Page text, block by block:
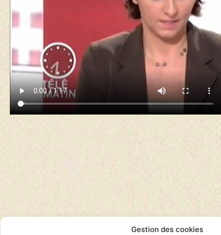
Gestion des cookies